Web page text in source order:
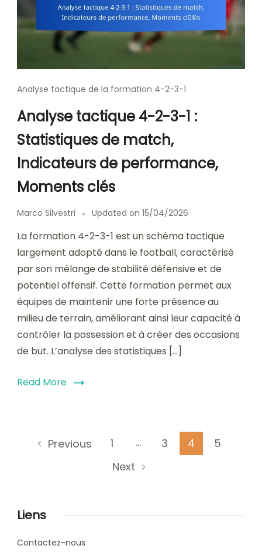
Analyse tactique de la formation 4-2-3-1
Analyse tactique 4-2-3-1 :
Statistiques de match,
Indicateurs de performance,
Moments clés
Marco Silvestri Updated on 15/04/2026
La formation 4-2-3-1 est un schéma tactique
largement adopté dans le football, caractérisé
par son mélange de stabilité défensive et de
potentiel offensif. Cette formation permet aux
équipes de maintenir une forte présence au
milieu de terrain, améliorant ainsi leur capacité à
contrôler la possession et à créer des occasions
de but. L’analyse des statistiques […]
Read More
PostsPrevious Page
1 … Page
3 Page
4 Page
5
Next
Liens
Contactez-nous